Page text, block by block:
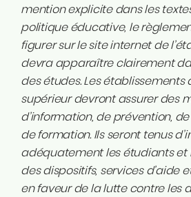
mention explicite dans les
politique éducative, le
figurer sur le site internet de
devra apparaître clairement
des études. Les établissements
supérieur devront assurer des
d’information, de prévention,
de formation. Ils seront tenus
adéquatement les étudiants et
des dispositifs, services d’aide
en faveur de la lutte contre les